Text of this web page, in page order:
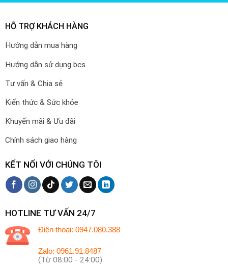
HỖ TRỢ KHÁCH HÀNG
Hướng dẫn mua hàng
Hướng dẫn sử dụng bcs
Tư vấn & Chia sẻ
Kiến thức & Sức khỏe
Khuyến mãi & Ưu đãi
Chính sách giao hàng
KẾT NỐI VỚI CHÚNG TÔI
HOTLINE TƯ VẤN 24/7
Điện thoại: 0947.080.388
Zalo: 0961.91.8487
(Từ 08:00 - 24:00)